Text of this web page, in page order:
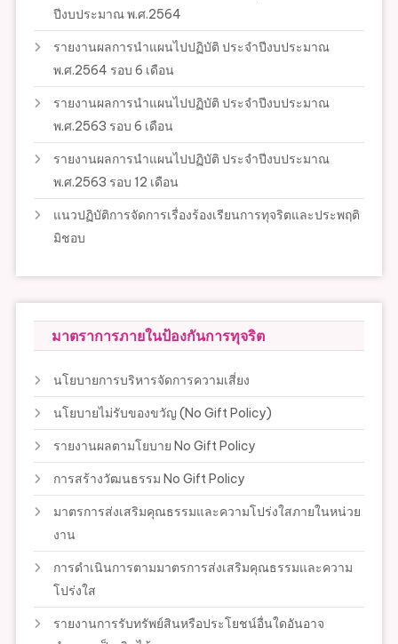
ปีงบประมาณ พ.ศ.2564
รายงานผลการนำแผนไปปฏิบัติ ประจำปีงบประมาณ
พ.ศ.2564 รอบ 6 เดือน
รายงานผลการนำแผนไปปฏิบัติ ประจำปีงบประมาณ
พ.ศ.2563 รอบ 6 เดือน
รายงานผลการนำแผนไปปฏิบัติ ประจำปีงบประมาณ
พ.ศ.2563 รอบ 12 เดือน
แนวปฏิบัติการจัดการเรื่องร้องเรียนการทุจริตและประพฤติ
มิชอบ
มาตราการภายในป้องกันการทุจริต
นโยบายการบริหารจัดการความเสี่ยง
นโยบายไม่รับของขวัญ (No Gift Policy)
รายงานผลตามโยบาย No Gift Policy
การสร้างวัฒนธรรม No Gift Policy
มาตรการส่งเสริมคุณธรรมและความโปร่งใสภายในหน่วย
งาน
การดำเนินการตามมาตรการส่งเสริมคุณธรรมและความ
โปร่งใส
รายงานการรับทรัพย์สินหรือประโยชน์อื่นใดอันอาจ